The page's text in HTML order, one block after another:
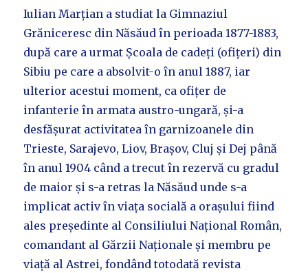
Iulian Marțian a studiat la Gimnaziul
Grăniceresc din Năsăud în perioada 1877-1883,
după care a urmat Școala de cadeți (ofițeri) din
Sibiu pe care a absolvit-o în anul 1887, iar
ulterior acestui moment, ca ofițer de
infanterie în armata austro-ungară, și-a
desfășurat activitatea în garnizoanele din
Trieste, Sarajevo, Liov, Brașov, Cluj și Dej până
în anul 1904 când a trecut în rezervă cu gradul
de maior și s-a retras la Năsăud unde s-a
implicat activ în viața socială a orașului fiind
ales președinte al Consiliului Național Român,
comandant al Gărzii Naționale și membru pe
viață al Astrei, fondând totodată revista